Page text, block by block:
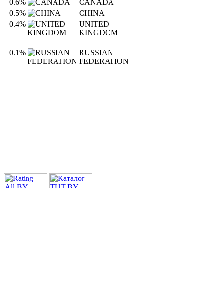
0.6%
CANADA
0.5%
CHINA
0.4%
UNITED
KINGDOM
0.1%
RUSSIAN
FEDERATION